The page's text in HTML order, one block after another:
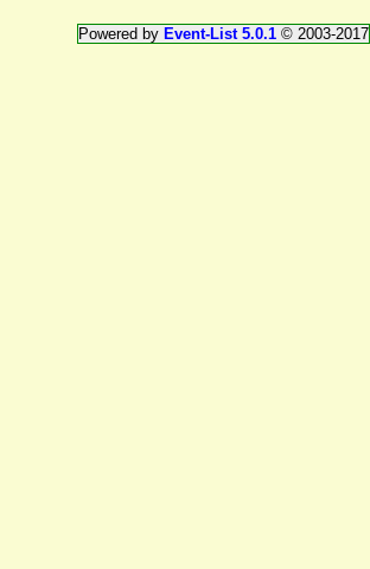
Powered by Event-List 5.0.1© 2003-2017